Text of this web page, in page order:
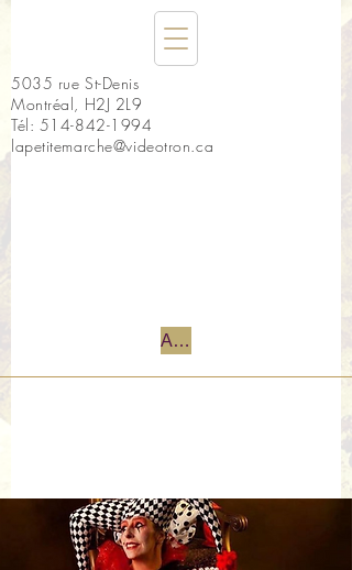
5035 rue St-Denis
Montréal, H2J 2L9
Tél: 514-842-1994
lapetitemarche@videotron.ca
Accueil